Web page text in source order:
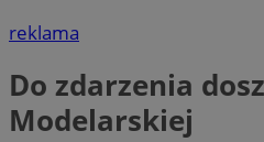
reklama
Do zdarzenia
Modelarskiej